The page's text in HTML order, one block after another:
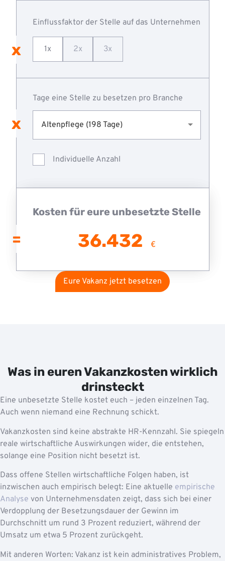
Einflussfaktor der Stelle auf das Unternehmen
1x 2x 3x
Tage eine Stelle zu besetzen pro Branche
Altenpflege (198 Tage)
Individuelle Anzahl
Kosten für eure unbesetzte Stelle
36.432 €
Eure Vakanz jetzt besetzen
Was in euren Vakanzkosten wirklich
drinsteckt
Eine unbesetzte Stelle kostet euch – jeden einzelnen Tag.
Auch wenn niemand eine Rechnung schickt.
Vakanzkosten sind keine abstrakte HR-Kennzahl. Sie spiegeln
reale wirtschaftliche Auswirkungen wider, die entstehen,
solange eine Position nicht besetzt ist.
Dass offene Stellen wirtschaftliche Folgen haben, ist
inzwischen auch empirisch belegt: Eine aktuelle empirische
Analyse von Unternehmensdaten zeigt, dass sich bei einer
Verdopplung der Besetzungsdauer der Gewinn im
Durchschnitt um rund 3 Prozent reduziert, während der
Umsatz um etwa 5 Prozent zurückgeht.
Mit anderen Worten: Vakanz ist kein administratives Problem,